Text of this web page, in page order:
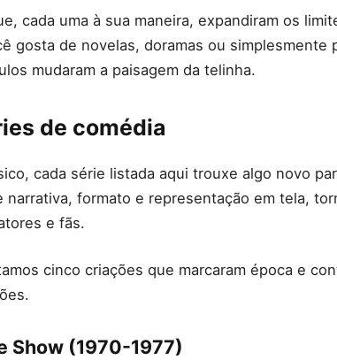
cada uma à sua maneira, expandiram os
gosta de novelas, doramas ou simplesmente
mudaram a paisagem da telinha.
de comédia
cada série listada aqui trouxe algo novo
narrativa, formato e representação em tela,
e fãs.
cinco criações que marcaram época e
Show (1970-1977)